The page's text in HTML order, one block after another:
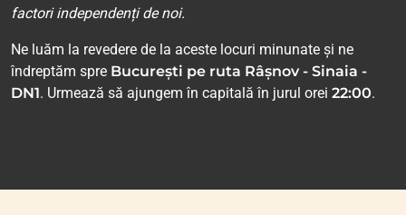
factori independenți de noi.
Ne luăm la revedere de la aceste locuri minunate și ne
îndreptăm spre București pe ruta Râșnov - Sinaia -
DN1. Urmează să ajungem în capitală în jurul orei 22:00.